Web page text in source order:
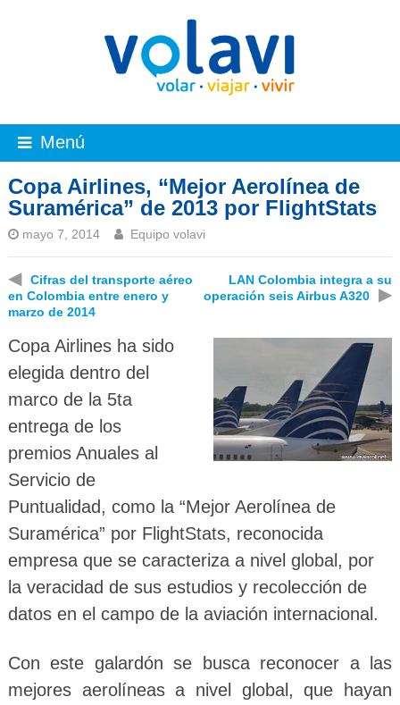
Menú
Copa Airlines, “Mejor Aerolínea de
Suramérica” de 2013 por FlightStats
mayo 7, 2014 Equipo volavi
◀
Cifras del transporte aéreo
en Colombia entre enero y
marzo de 2014
LAN Colombia integra a su
operación seis Airbus A320
▶
Copa Airlines ha sido
elegida dentro del
marco de la 5ta
entrega de los
premios Anuales al
Servicio de
Puntualidad, como la “Mejor Aerolínea de
Suramérica” por FlightStats, reconocida
empresa que se caracteriza a nivel global, por
la veracidad de sus estudios y recolección de
datos en el campo de la aviación internacional.
Con este galardón se busca reconocer a las
mejores aerolíneas a nivel global, que hayan